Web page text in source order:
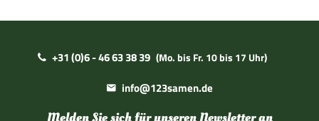
+31 (0)6 - 46 63 38 39 (Mo. bis Fr. 10 bis 17 Uhr)
info@123samen.de